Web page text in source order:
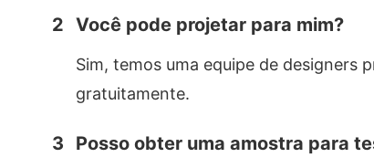
2 Você pode projetar para mim?
Sim, temos uma equipe de designers
gratuitamente.
3 Posso obter uma amostra para